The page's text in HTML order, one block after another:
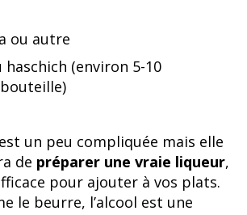
ou autre
haschich (environ 5-10
un peu compliquée mais elle
de préparer une vraie liqueur,
pour ajouter à vos plats.
le beurre, l’alcool est une